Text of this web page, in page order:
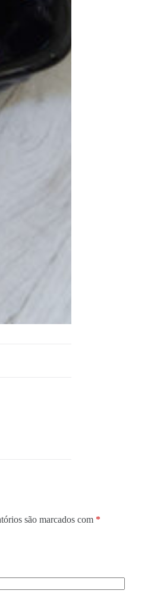
são marcados com *